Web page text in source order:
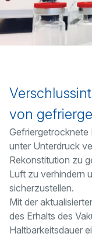
von
Gefriergetrocknete
unter Unterdruck
Rekonstitution zu
Luft zu verhindern
sicherzustellen.
Mit der
des Erhalts des
Haltbarkeitsdauer